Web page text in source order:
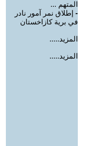
المتهم ...
- إطلاق نمر آمور نادر
في برية كازاخستان
المزيد.....
المزيد.....